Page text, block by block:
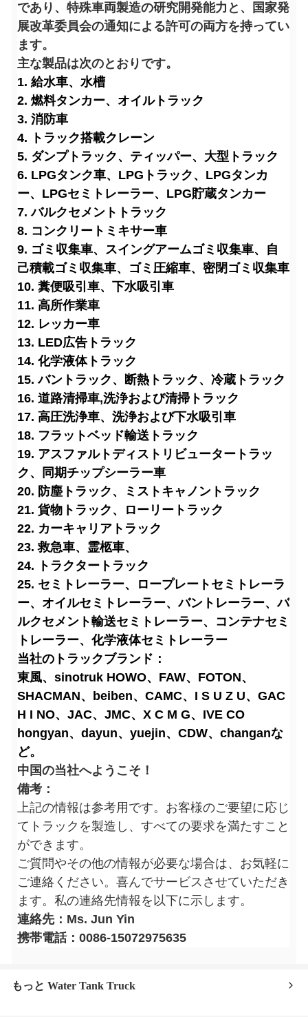
であり、特殊車両製造の研究開発能力と、国家発
展改革委員会の通知による許可の両方を持ってい
ます。
主な製品は次のとおりです。
1. 給水車、水槽
2. 燃料タンカー、オイルトラック
3. 消防車
4. トラック搭載クレーン
5. ダンプトラック、ティッパー、大型トラック
6. LPGタンク車、LPGトラック、LPGタンカ
ー、LPGセミトレーラー、LPG貯蔵タンカー
7. バルクセメントトラック
8. コンクリートミキサー車
9. ゴミ収集車、スイングアームゴミ収集車、自
己積載ゴミ収集車、ゴミ圧縮車、密閉ゴミ収集車
10. 糞便吸引車、下水吸引車
11. 高所作業車
12. レッカー車
13. LED広告トラック
14. 化学液体トラック
15. バントラック、断熱トラック、冷蔵トラック
16. 道路清掃車,洗浄および清掃トラック
17. 高圧洗浄車、洗浄および下水吸引車
18. フラットベッド輸送トラック
19. アスファルトディストリビュータートラッ
ク、同期チップシーラー車
20. 防塵トラック、ミストキャノントラック
21. 貨物トラック、ローリートラック
22. カーキャリアトラック
23. 救急車、霊柩車、
24. トラクタートラック
25. セミトレーラー、ロープレートセミトレーラ
ー、オイルセミトレーラー、バントレーラー、バ
ルクセメント輸送セミトレーラー、コンテナセミ
トレーラー、化学液体セミトレーラー
当社のトラックブランド：
東風、sinotruk HOWO、FAW、FOTON、
SHACMAN、beiben、CAMC、I S U Z U、GAC
H I NO、JAC、JMC、X C M G、IVE CO
hongyan、dayun、yuejin、CDW、changanな
ど。
中国の当社へようこそ！
備考：
上記の情報は参考用です。お客様のご要望に応じ
てトラックを製造し、すべての要求を満たすこと
ができます。
ご質問やその他の情報が必要な場合は、お気軽に
ご連絡ください。喜んでサービスさせていただき
ます。私の連絡先情報を以下に示します。
連絡先：Ms. Jun Yin
携帯電話：0086-15072975635
もっと Water Tank Truck